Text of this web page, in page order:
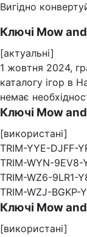
Вигідно
Ключі Mow
[актуальні]
1 жовтня 2024,
каталогу ігор в
немає
Ключі Mow
[використані]
TRIM-YYE-DJFF-
TRIM-WYN-9EV8-
TRIM-WZ6-9LR1-
TRIM-WZJ-BGKP-
Ключі Mow
[використані]